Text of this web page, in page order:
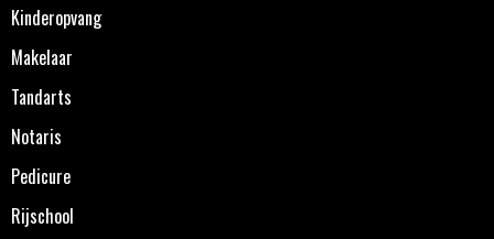
Kinderopvang
Makelaar
Tandarts
Notaris
Pedicure
Rijschool